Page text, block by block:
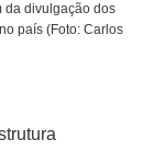
da divulgação dos
país (Foto: Carlos